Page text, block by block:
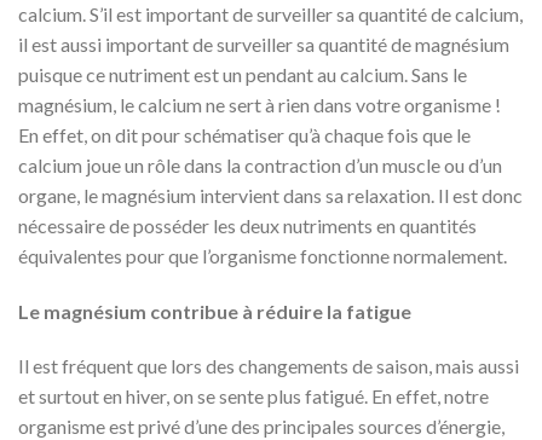
calcium. S’il est important de surveiller sa quantité de calcium,
il est aussi important de surveiller sa quantité de magnésium
puisque ce nutriment est un pendant au calcium. Sans le
magnésium, le calcium ne sert à rien dans votre organisme !
En effet, on dit pour schématiser qu’à chaque fois que le
calcium joue un rôle dans la contraction d’un muscle ou d’un
organe, le magnésium intervient dans sa relaxation. Il est donc
nécessaire de posséder les deux nutriments en quantités
équivalentes pour que l’organisme fonctionne normalement.
Le magnésium contribue à réduire la fatigue
Il est fréquent que lors des changements de saison, mais aussi
et surtout en hiver, on se sente plus fatigué. En effet, notre
organisme est privé d’une des principales sources d’énergie,